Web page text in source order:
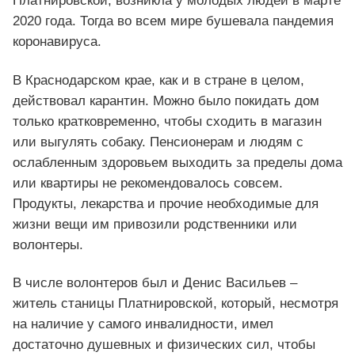
2020 года. Тогда во всем мире бушевала пандемия
коронавируса.
В Краснодарском крае, как и в стране в целом,
действовал карантин. Можно было покидать дом
только кратковременно, чтобы сходить в магазин
или выгулять собаку. Пенсионерам и людям с
ослабленным здоровьем выходить за пределы дома
или квартиры не рекомендовалось совсем.
Продукты, лекарства и прочие необходимые для
жизни вещи им привозили родственники или
волонтеры.
В числе волонтеров был и Денис Васильев –
житель станицы Платнировской, который, несмотря
на наличие у самого инвалидности, имел
достаточно душевных и физических сил, чтобы